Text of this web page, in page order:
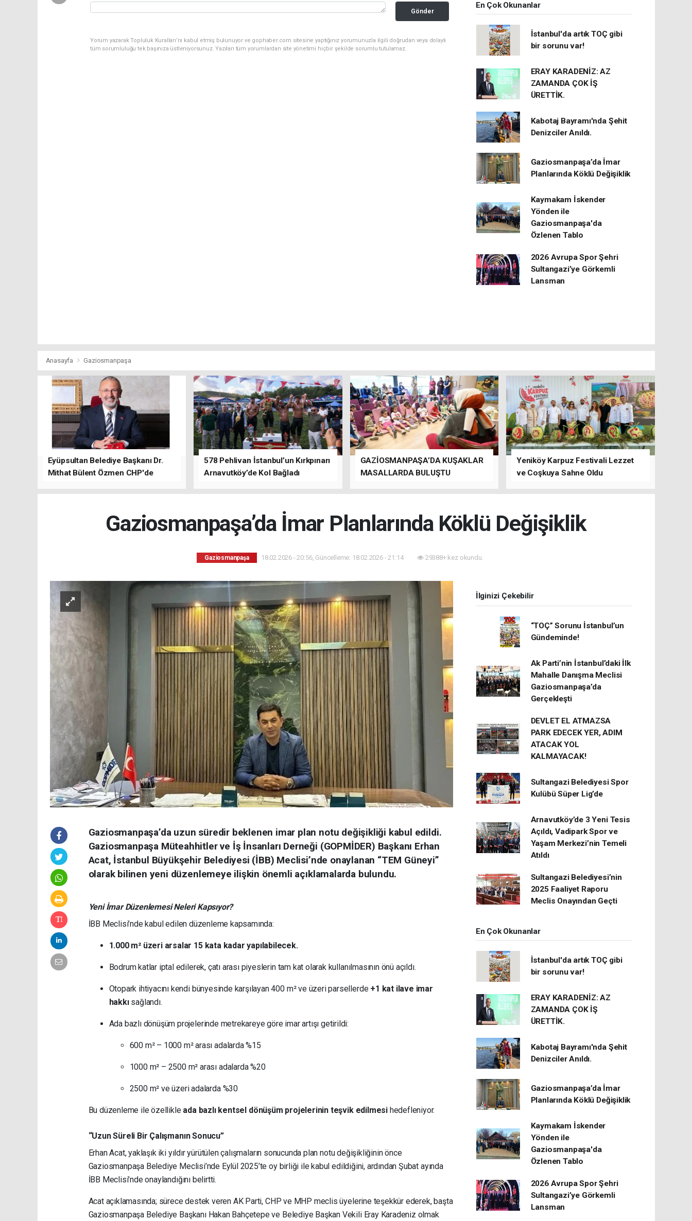
Gönder
Yorum yazarak Topluluk Kuralları’nı kabul etmiş bulunuyor ve gophaber.com sitesine yaptığınız yorumunuzla ilgili doğrudan veya dolaylı
tüm sorumluluğu tek başınıza üstleniyorsunuz. Yazılan tüm yorumlardan site yönetimi hiçbir şekilde sorumlu tutulamaz.
En Çok Okunanlar
İstanbul'da artık TOÇ gibi
bir sorunu var!
ERAY KARADENİZ: AZ
ZAMANDA ÇOK İŞ
ÜRETTİK.
Kabotaj Bayramı'nda Şehit
Denizciler Anıldı.
Gaziosmanpaşa’da İmar
Planlarında Köklü Değişiklik
Kaymakam İskender
Yönden ile
Gaziosmanpaşa'da
Özlenen Tablo
2026 Avrupa Spor Şehri
Sultangazi’ye Görkemli
Lansman
Anasayfa Gaziosmanpaşa
Eyüpsultan Belediye Başkanı Dr.
Mithat Bülent Özmen CHP'de
578 Pehlivan İstanbul’un Kırkpınarı
Arnavutköy’de Kol Bağladı
GAZİOSMANPAŞA’DA KUŞAKLAR
MASALLARDA BULUŞTU
Yeniköy Karpuz Festivali Lezzet
ve Coşkuya Sahne Oldu
Gaziosmanpaşa’da İmar Planlarında Köklü Değişiklik
Gaziosmanpaşa 18.02.2026 - 20:56, Güncelleme: 18.02.2026 - 21:14 29388+ kez okundu.
Gaziosmanpaşa’da uzun süredir beklenen imar plan notu değişikliği kabul edildi.
Gaziosmanpaşa Müteahhitler ve İş İnsanları Derneği (GOPMİDER) Başkanı Erhan
Acat, İstanbul Büyükşehir Belediyesi (İBB) Meclisi’nde onaylanan “TEM Güneyi”
olarak bilinen yeni düzenlemeye ilişkin önemli açıklamalarda bulundu.
Yeni İmar Düzenlemesi Neleri Kapsıyor?
İBB Meclisi’nde kabul edilen düzenleme kapsamında:
1.000 m² üzeri arsalar 15 kata kadar yapılabilecek.
Bodrum katlar iptal edilerek, çatı arası piyeslerin tam kat olarak kullanılmasının önü açıldı.
Otopark ihtiyacını kendi bünyesinde karşılayan 400 m² ve üzeri parsellerde +1 kat ilave imar
hakkısağlandı.
Ada bazlı dönüşüm projelerinde metrekareye göre imar artışı getirildi:
600 m² – 1000 m² arası adalarda %15
1000 m² – 2500 m² arası adalarda %20
2500 m² ve üzeri adalarda %30
Bu düzenleme ile özellikle ada bazlı kentsel dönüşüm projelerinin teşvik edilmesihedefleniyor.
“Uzun Süreli Bir Çalışmanın Sonucu”
Erhan Acat, yaklaşık iki yıldır yürütülen çalışmaların sonucunda plan notu değişikliğinin önce
Gaziosmanpaşa Belediye Meclisi’nde Eylül 2025’te oy birliği ile kabul edildiğini, ardından Şubat ayında
İBB Meclisi’nde onaylandığını belirtti.
Acat açıklamasında; sürece destek veren AK Parti, CHP ve MHP meclis üyelerine teşekkür ederek, başta
Gaziosmanpaşa Belediye Başkanı Hakan Bahçetepe ve Belediye Başkan Vekili Eray Karadeniz olmak
İlginizi Çekebilir
“TOÇ” Sorunu İstanbul’un
Gündeminde!
Ak Parti’nin İstanbul’daki İlk
Mahalle Danışma Meclisi
Gaziosmanpaşa’da
Gerçekleşti
DEVLET EL ATMAZSA
PARK EDECEK YER, ADIM
ATACAK YOL
KALMAYACAK!
Sultangazi Belediyesi Spor
Kulübü Süper Lig’de
Arnavutköy’de 3 Yeni Tesis
Açıldı, Vadipark Spor ve
Yaşam Merkezi’nin Temeli
Atıldı
Sultangazi Belediyesi’nin
2025 Faaliyet Raporu
Meclis Onayından Geçti
En Çok Okunanlar
İstanbul'da artık TOÇ gibi
bir sorunu var!
ERAY KARADENİZ: AZ
ZAMANDA ÇOK İŞ
ÜRETTİK.
Kabotaj Bayramı'nda Şehit
Denizciler Anıldı.
Gaziosmanpaşa’da İmar
Planlarında Köklü Değişiklik
Kaymakam İskender
Yönden ile
Gaziosmanpaşa'da
Özlenen Tablo
2026 Avrupa Spor Şehri
Sultangazi’ye Görkemli
Lansman